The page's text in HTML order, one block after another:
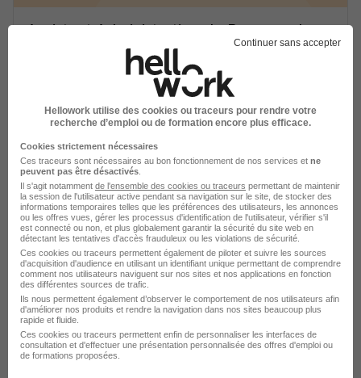
Assistant Administration du Personnel
Paris 14e - 75 Intérim
30 000 - 35 000 € / an
3 mois
Voir l’offre
il y a 1 jour
HR Business Partner H/F
Randstad professional
Paris 13e - 75
Continuer sans accepter
Hellowork utilise des cookies ou traceurs pour rendre votre
recherche d’emploi ou de formation encore plus efficace.
Cookies strictement nécessaires
Ces traceurs sont nécessaires au bon fonctionnement de nos services et ne
peuvent pas être désactivés
Il s'agit notamment de l'ensemble des cookies ou traceurs permettant de maintenir
la session de l'utilisateur active pendant sa navigation sur le site, de stocker des
informations temporaires telles que les préférences des utilisateurs, les annonces
ou les offres vues, gérer les processus d'identification de l'utilisateur, vérifier s'il
est connecté ou non, et plus globalement garantir la sécurité du site web en
détectant les tentatives d'accès frauduleux ou les violations de sécurité.
Ces cookies ou traceurs permettent également de piloter et suivre les sources
d'acquisition d'audience en utilisant un identifiant unique permettant de comprendre
comment nos utilisateurs naviguent sur nos sites et nos applications en fonction
des différentes sources de trafic.
Ils nous permettent également d’observer le comportement de nos utilisateurs afin
d'améliorer nos produits et rendre la navigation dans nos sites beaucoup plus
rapide et fluide.
Ces cookies ou traceurs permettent enfin de personnaliser les interfaces de
consultation et d'effectuer une présentation personnalisée des offres d'emploi ou
de formations proposées.